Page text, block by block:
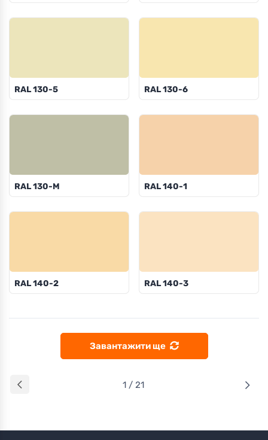
RAL 130-5 RAL 130-6
RAL 130-M RAL 140-1
RAL 140-2 RAL 140-3
Завантажити ще
1 / 21